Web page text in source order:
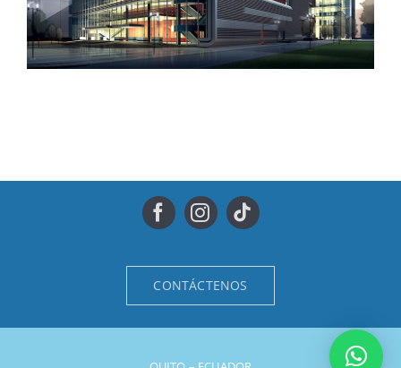
Manchester Airport
CONTÁCTENOS